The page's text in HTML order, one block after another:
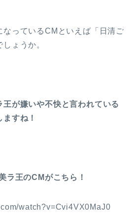
なっているCMといえば「日清ご
ょうか。
王が嫌いや不快と言われている
すね！
ラ王のCMがこちら！
watch?v=Cvi4VX0MaJ0